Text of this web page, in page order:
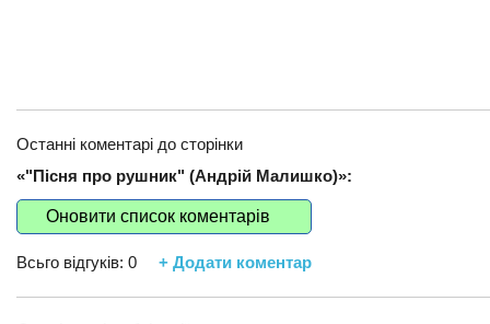
Останні коментарі до сторінки
«"Пісня про рушник" (Андрій Малишко)»:
Оновити список коментарів
Всьго відгуків: 0 + Додати коментар